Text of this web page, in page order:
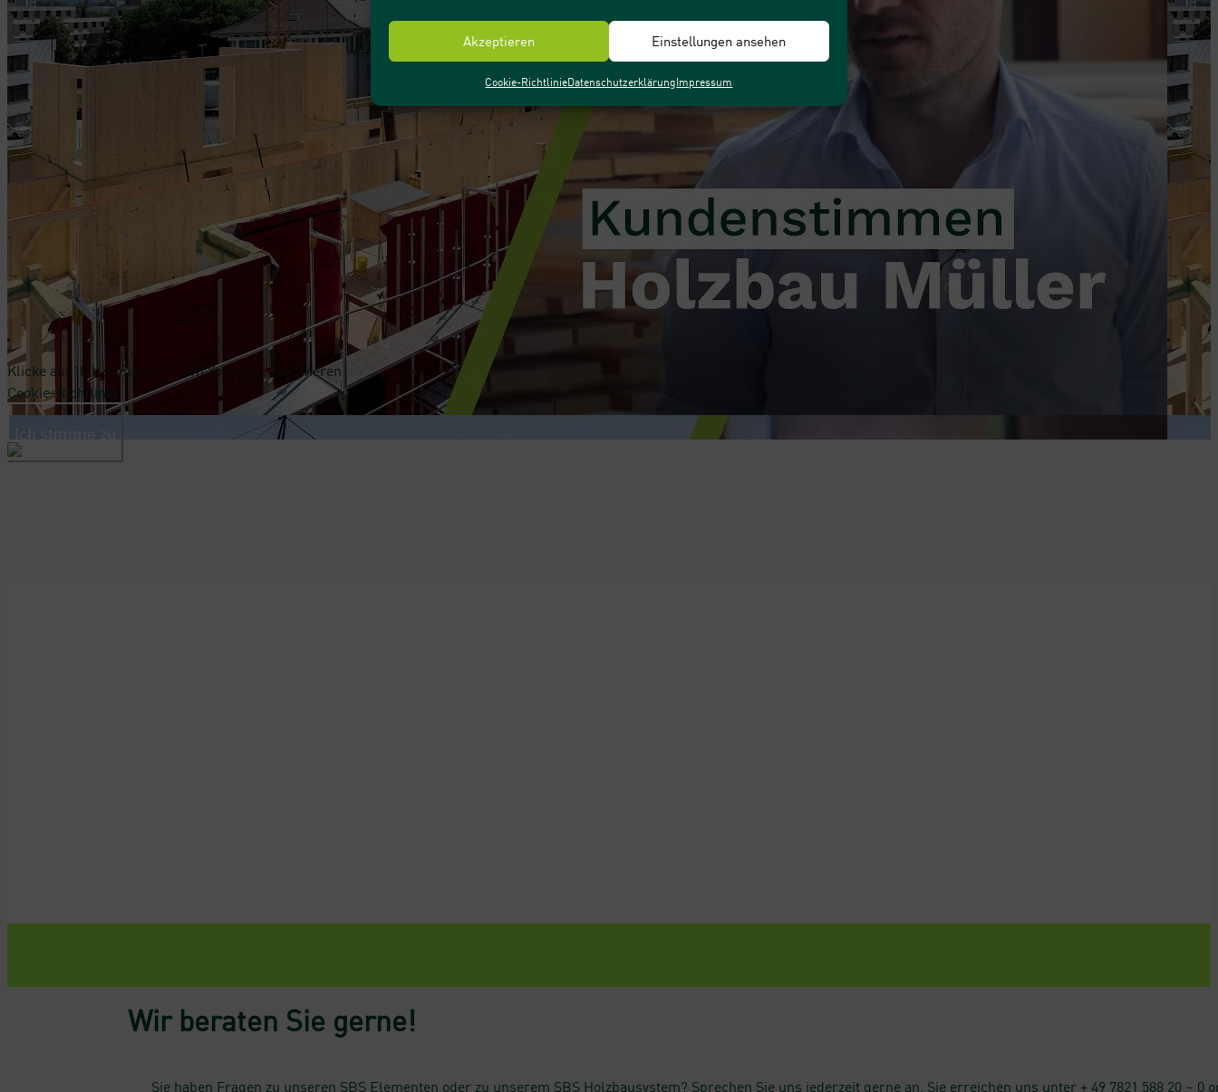
Akzeptieren Einstellungen ansehen
Cookie-RichtlinieDatenschutzerklärungImpressum
Klicke auf "Ich stimme zu", um Youtube zu aktivieren
Cookie-Richtlinie
Ich stimme zu
Wir beraten Sie gerne!
Sie haben Fragen zu unseren SBS Elementen oder zu unserem SBS Holzbausystem? Sprechen Sie uns jederzeit gerne an. Sie erreichen uns unter + 49 7821 588 20 – 0